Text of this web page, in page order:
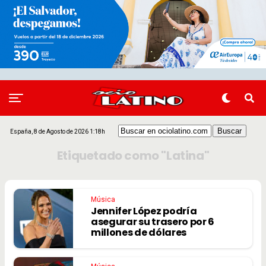
España, 8 de Agosto de 2026 1:18h
Etiquetado como "Latina"
Música
Jennifer López podría
asegurar su trasero por 6
millones de dólares